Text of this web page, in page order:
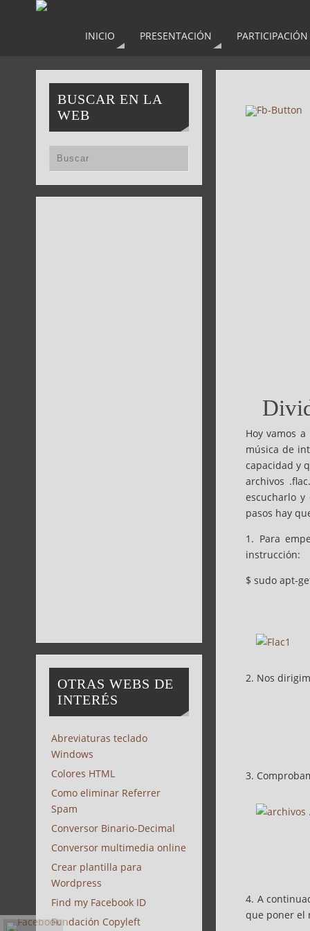
INICIO PRESENTACIÓN PARTICIPACIÓN
Hoy vamos
música de
capacidad y
archivos
escucharlo
pasos hay
1. Para
instrucción:
$ sudo apt-
2. Nos
3.
4. A
que poner el
BUSCAR EN LA
WEB
OTRAS WEBS DE
INTERÉS
Abreviaturas teclado
Windows
Colores HTML
Como eliminar Referrer
Spam
Conversor Binario-Decimal
Conversor multimedia online
Crear plantilla para
Wordpress
Find my Facebook ID
Fundación Copyleft